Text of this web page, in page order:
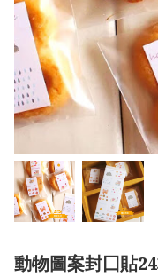
動物圖案封囗貼